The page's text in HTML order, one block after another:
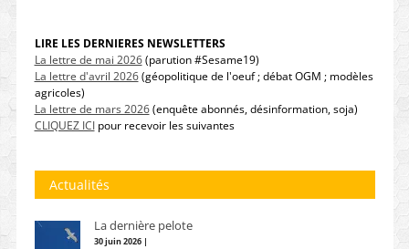
LIRE LES DERNIERES NEWSLETTERS
La lettre de mai 2026(parution #Sesame19)
La lettre d'avril 2026(géopolitique de l'oeuf ; débat OGM ; modèles
agricoles)
La lettre de mars 2026(enquête abonnés, désinformation, soja)
CLIQUEZ ICIpour recevoir les suivantes
Actualités
La dernière pelote
30 juin 2026 |